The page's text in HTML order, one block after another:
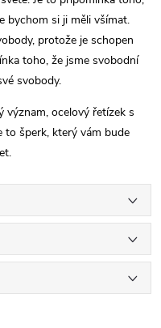
bychom si ji měli všímat.
protože je schopen
toho, že jsme svobodní
svobody.
význam, ocelový řetízek s
to šperk, který vám bude